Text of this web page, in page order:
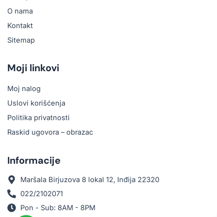
O nama
Kontakt
Sitemap
Moji linkovi
Moj nalog
Uslovi korišćenja
Politika privatnosti
Raskid ugovora – obrazac
Informacije
Maršala Birjuzova 8 lokal 12, Inđija 22320
022/2102071
Pon - Sub: 8AM - 8PM